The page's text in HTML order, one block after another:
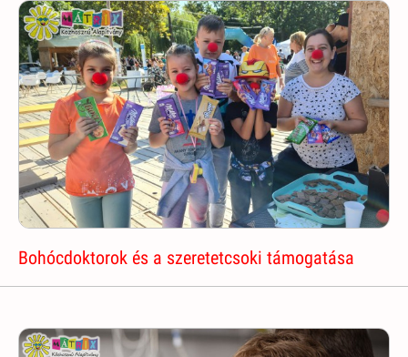
Bohócdoktorok és a szeretetcsoki támogatása